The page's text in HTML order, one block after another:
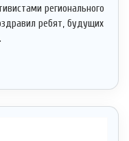
регионального
ребят, будущих